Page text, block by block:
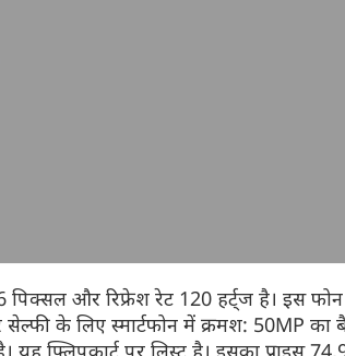
और रिफ्रेश रेट 120 हर्ट्ज है। इस
के लिए स्मार्टफोन में क्रमश: 50MP
यह फ्लिपकार्ट पर लिस्ट है। इसका प्राइस